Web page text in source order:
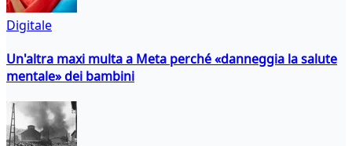
Digitale
Un'altra maxi multa a Meta perché «danneggia la salute
mentale» dei bambini